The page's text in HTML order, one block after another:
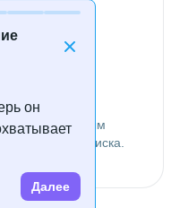
он
Далее
по заданным
условия поиска.